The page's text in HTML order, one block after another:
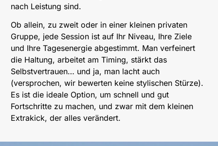
nach Leistung sind.
Ob allein, zu zweit oder in einer kleinen privaten
Gruppe, jede Session ist auf Ihr Niveau, Ihre Ziele
und Ihre Tagesenergie abgestimmt. Man verfeinert
die Haltung, arbeitet am Timing, stärkt das
Selbstvertrauen… und ja, man lacht auch
(versprochen, wir bewerten keine stylischen Stürze).
Es ist die ideale Option, um schnell und gut
Fortschritte zu machen, und zwar mit dem kleinen
Extrakick, der alles verändert.